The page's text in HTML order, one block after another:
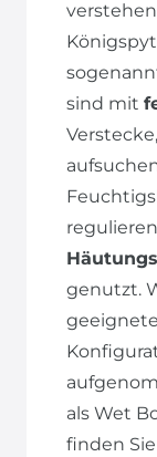
sind mit
genutzt.
als Wet
finden